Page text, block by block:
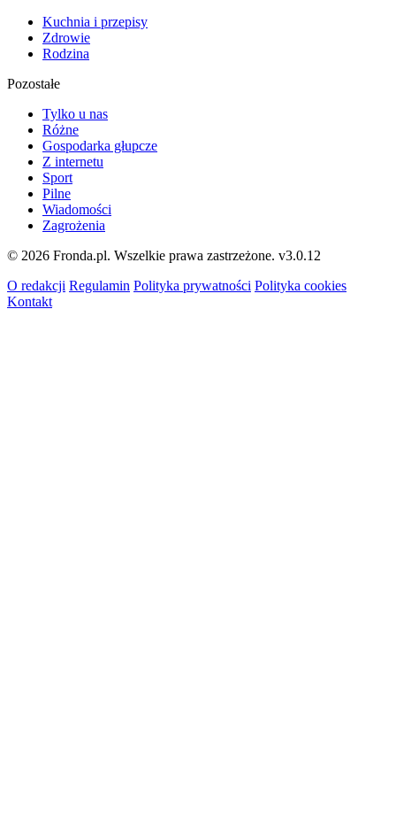
Kuchnia i przepisy
Zdrowie
Rodzina
Pozostałe
Tylko u nas
Różne
Gospodarka głupcze
Z internetu
Sport
Pilne
Wiadomości
Zagrożenia
© 2026 Fronda.pl. Wszelkie prawa zastrzeżone. v3.0.12
O redakcji Regulamin Polityka prywatności Polityka cookies
Kontakt